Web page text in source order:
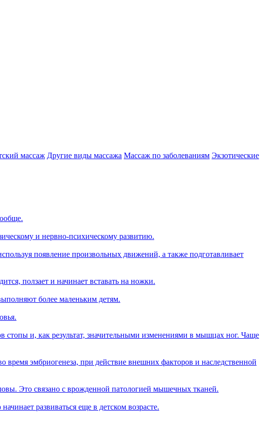
массаж Другие виды массажа Массаж по заболеваниям Экзотические
и нервно-психическому развитию.
появление произвольных движений, а также подготавливает
ползает и начинает вставать на ножки.
более маленьким детям.
стопы и, как результат, значительными изменениями в мышцах ног. Чаще
эмбриогенеза, при действие внешних факторов и наследственной
Это связано с врожденной патологией мышечных тканей.
развиваться еще в детском возрасте.